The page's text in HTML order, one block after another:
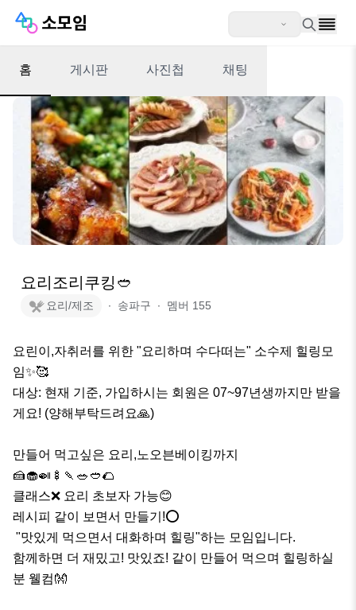
홈 게시판 사진첩 채팅
요리조리쿠킹🥙
요리/제조 ∙ 송파구 ∙ 멤버 155
요린이,자취러를 위한 "요리하며 수다떠는" 소수제 힐링모
임✨️🥰
대상: 현재 기준, 가입하시는 회원은 07~97년생까지만 받을
게요! (양해부탁드려요🙏)
만들어 먹고싶은 요리,노오븐베이킹까지
🍰🧁🍛🍢🍡🥗🥙🌮
클래스❌️ 요리 초보자 가능😊
레시피 같이 보면서 만들기!⭕️
함께하면 더 재밌고! 맛있죠! 같이 만들어 먹으며 힐링하실
분 웰컴👐